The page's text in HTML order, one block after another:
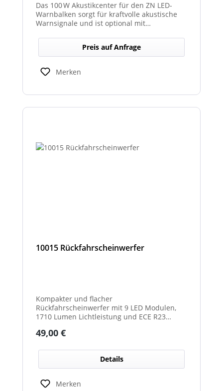
Das 100 W Akustikcenter für den ZN LED-
Warnbalken sorgt für kraftvolle akustische
Warnsignale und ist optional mit
erhältlich.
Preis auf Anfrage
Merken
10015 Rückfahrscheinwerfer
Kompakter und flacher
Rückfahrscheinwerfer mit 9 LED Modulen,
1710 Lumen Lichtleistung und ECE R23
Regulärer Preis:
49,00 €
Details
Merken